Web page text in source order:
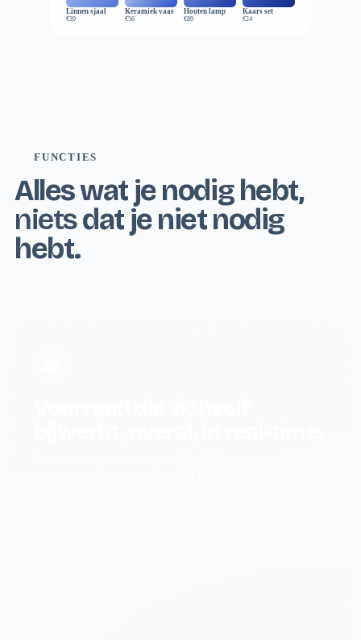
Linnen sjaal
€39
Keramiek vaas
€56
Houten lamp
€89
Kaars set
€24
FUNCTIES
Alles wat je nodig hebt,
nietsdat je niet nodig
hebt.